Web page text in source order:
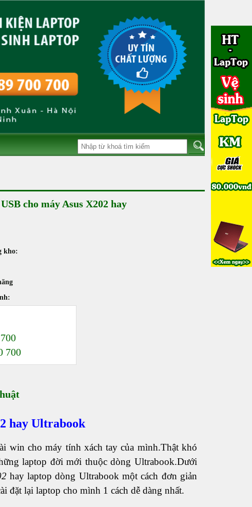
cho máy Asus X202 hay
kho:
700
hay Ultrabook
win cho máy tính xách tay của mình.Thật khó
laptop đời mới thuộc dòng Ultrabook.Dưới
hay laptop dòng Ultrabook một cách đơn giản
đặt lại laptop cho mình 1 cách dễ dàng nhất.